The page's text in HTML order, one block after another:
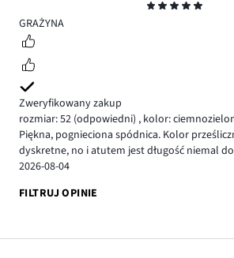
5
GRAŻYNA
Zweryfikowany zakup
rozmiar: 52 (odpowiedni) , kolor:
Piękna, pognieciona spódnica. Kolor
dyskretne, no i atutem jest długość niemal
2026-08-04
FILTRUJ OPINIE